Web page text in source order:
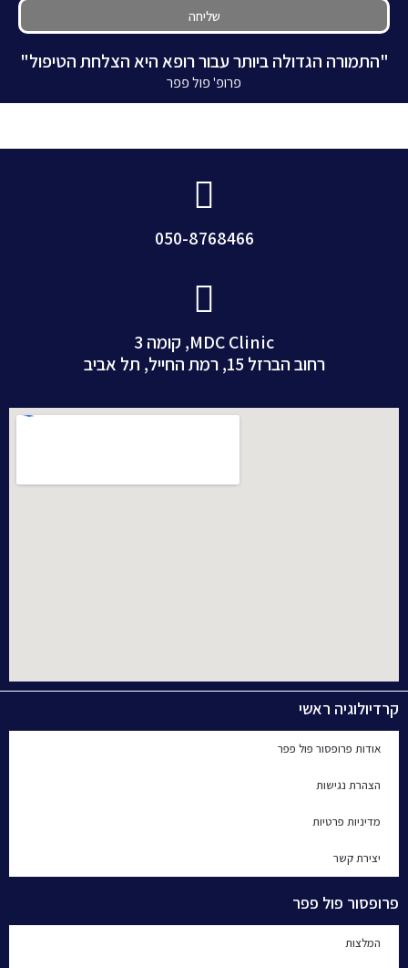
שליחה
"התמורה הגדולה ביותר עבור רופא היא הצלחת הטיפול"
פרופ' פול פפר
050-8768466
MDC Clinic, קומה 3
רחוב הברזל 15, רמת החייל, תל אביב
קרדיולוגיה ראשי
אודות פרופסור פול פפר
הצהרת נגישות
מדיניות פרטיות
יצירת קשר
פרופסור פול פפר
המלצות